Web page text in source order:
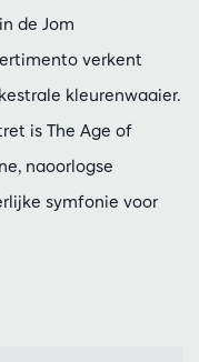
de Jom
verkent
kleurenwaaier.
is The Age of
naoorlogse
symfonie voor